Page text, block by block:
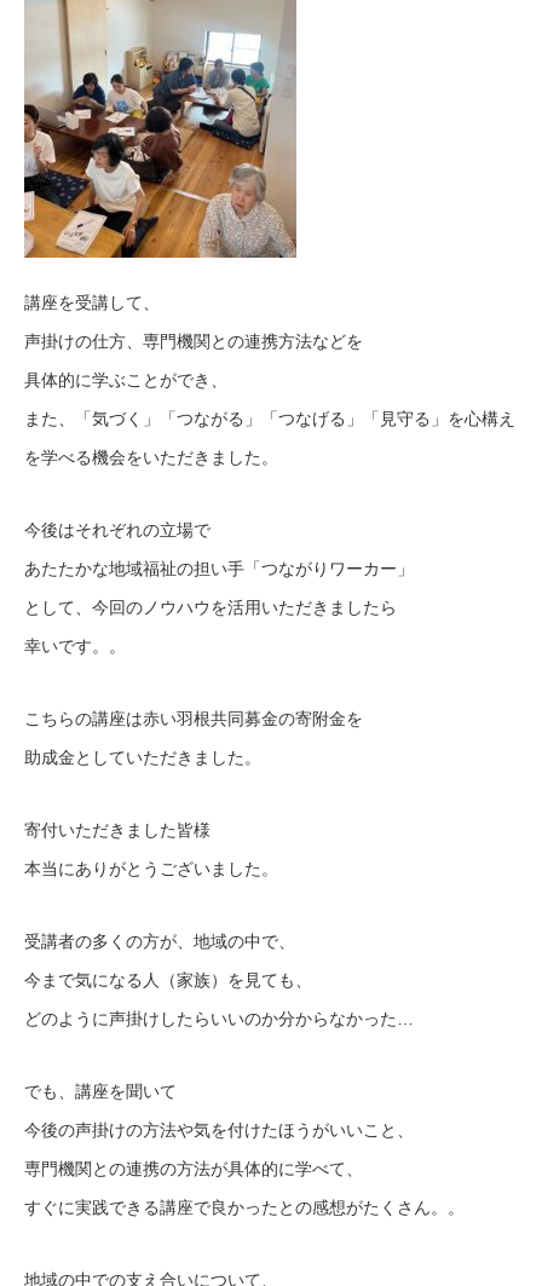
講座を受講して、
声掛けの仕方、専門機関との連携方法などを
具体的に学ぶことができ、
また、「気づく」「つながる」「つなげる」「見守る」を心構え
を学べる機会をいただきました。
今後はそれぞれの立場で
あたたかな地域福祉の担い手「つながりワーカー」
として、今回のノウハウを活用いただきましたら
幸いです。。
こちらの講座は赤い羽根共同募金の寄附金を
助成金としていただきました。
寄付いただきました皆様
本当にありがとうございました。
受講者の多くの方が、地域の中で、
今まで気になる人（家族）を見ても、
どのように声掛けしたらいいのか分からなかった…
でも、講座を聞いて
今後の声掛けの方法や気を付けたほうがいいこと、
専門機関との連携の方法が具体的に学べて、
すぐに実践できる講座で良かったとの感想がたくさん。。
地域の中での支え合いについて、